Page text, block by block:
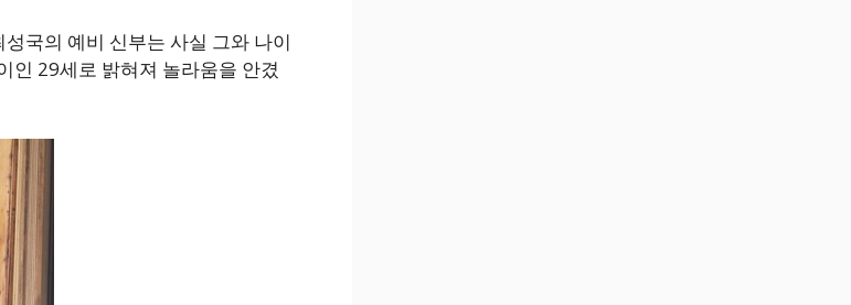
국의 예비 신부는 사실 그와 나이
인 29세로 밝혀져 놀라움을 안겼